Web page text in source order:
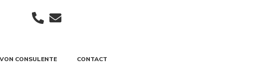
CONSULENTE CONTACT